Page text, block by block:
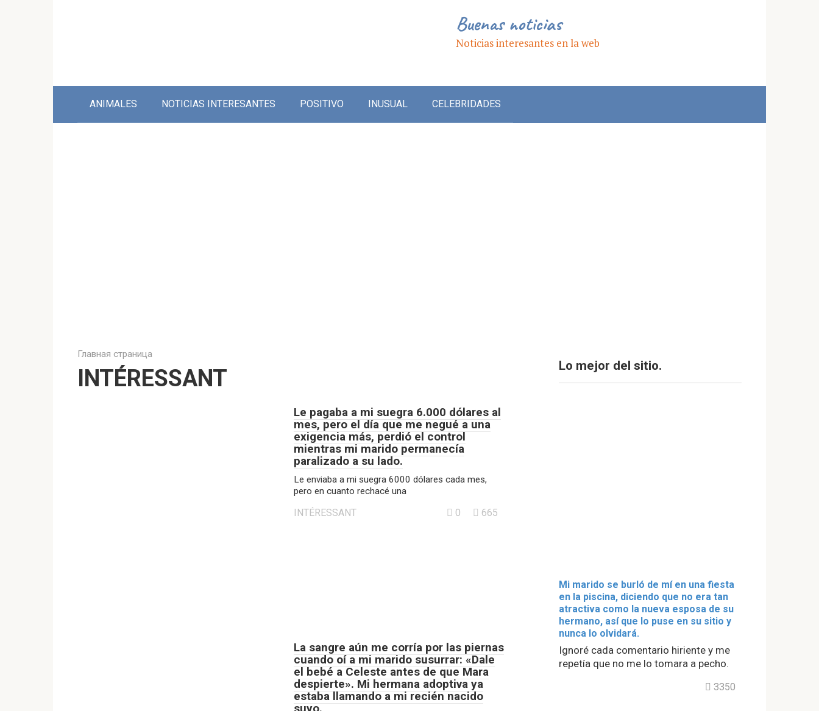
Buenas noticias
Noticias interesantes en la web
ANIMALES NOTICIAS INTERESANTES POSITIVO INUSUAL CELEBRIDADES
Главная страница
INTÉRESSANT
Le pagaba a mi suegra 6.000 dólares al
mes, pero el día que me negué a una
exigencia más, perdió el control
mientras mi marido permanecía
paralizado a su lado.
Le enviaba a mi suegra 6000 dólares cada mes,
pero en cuanto rechacé una
INTÉRESSANT 0 665
La sangre aún me corría por las piernas
cuando oí a mi marido susurrar: «Dale
el bebé a Celeste antes de que Mara
despierte». Mi hermana adoptiva ya
estaba llamando a mi recién nacido
Lo mejor del sitio.
Mi marido se burló de mí en una fiesta
en la piscina, diciendo que no era tan
atractiva como la nueva esposa de su
hermano, así que lo puse en su sitio y
nunca lo olvidará.
Ignoré cada comentario hiriente y me
repetía que no me lo tomara a pecho.
3350